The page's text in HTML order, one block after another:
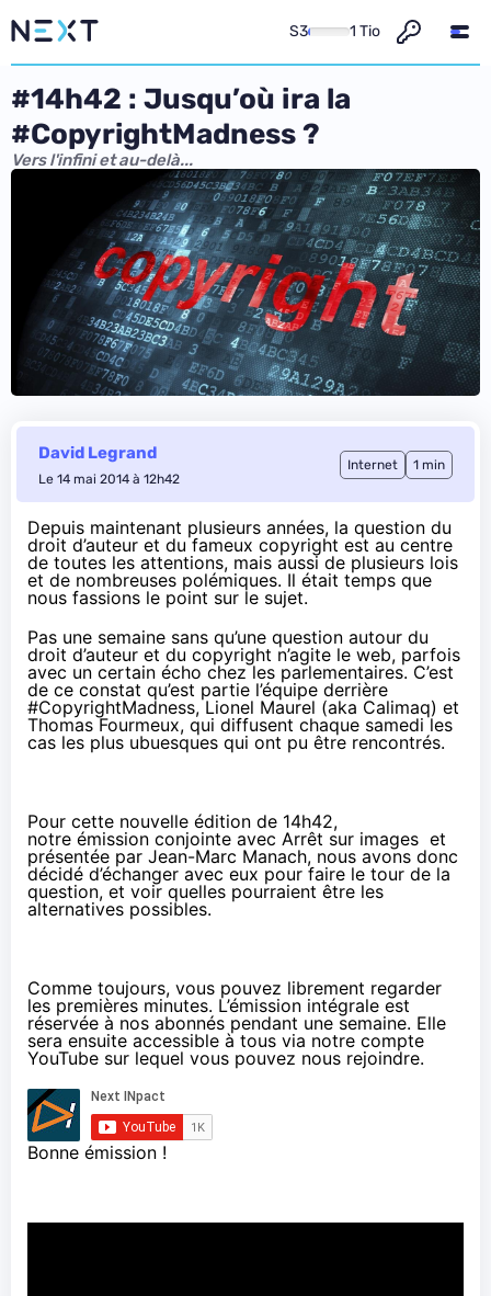
S3 1 Tio
#14h42 : Jusqu’où ira la
#CopyrightMadness ?
Vers l'infini et au-delà...
David Legrand
Le 14 mai 2014 à 12h42
Internet 1 min
Depuis maintenant plusieurs années, la question du
droit d’auteur et du fameux copyright est au centre
de toutes les attentions, mais aussi de plusieurs lois
et de nombreuses polémiques. Il était temps que
nous fassions le point sur le sujet.
Pas une semaine sans qu’une question autour du
droit d’auteur et du copyright n’agite le web, parfois
avec un certain écho chez les parlementaires. C’est
de ce constat qu’est partie l’équipe derrière
#CopyrightMadness, Lionel Maurel (aka Calimaq) et
Thomas Fourmeux, qui diffusent chaque samediles
cas les plus ubuesques qui ont pu être rencontrés.
Pour cette nouvelle édition de 14h42,
notre émission conjointe avec Arrêt sur images et
présentée par Jean-Marc Manach, nous avons donc
décidé d’échanger avec eux pour faire le tour de la
question, et voir quelles pourraient être les
alternatives possibles.
Comme toujours, vous pouvez librement regarder
les premières minutes. L’émission intégrale est
réservée à nos abonnés pendant une semaine. Elle
sera ensuite accessible à tous via notre compte
YouTube sur lequel vous pouvez nous rejoindre.
Bonne émission !